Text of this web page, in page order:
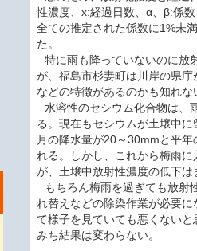
性濃度、x:経過日数、α、β:係
全ての推定された係数に1%未
た。
特に雨も降っていないのに放
が、福島市杉妻町は川岸の県
などの特徴があるのかも知れな
水溶性のセシウム化合物は、
る。現在もセシウムが土壌中
月の降水量が20～30mmと平
れる。しかし、これから梅雨
が、土壌中放射性濃度の低下
もちろん梅雨を過ぎても放射
れ替えなどの除染作業が必要
て様子を見ていても悪くない
みち結果は変わらない。